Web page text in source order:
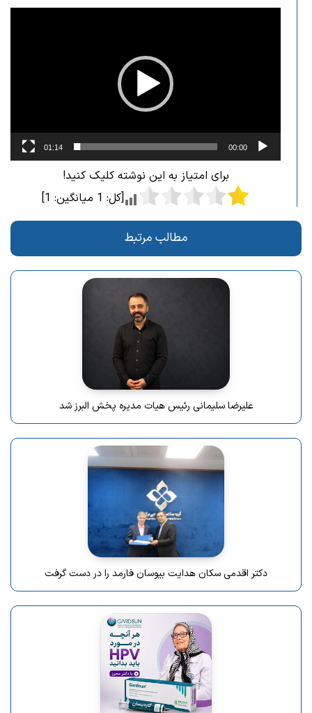
00:00
01:14
برای امتیاز به این نوشته کلیک کنید!
[کل: 1 میانگین: 1
]
مطالب مرتبط
علیرضا سلیمانی رئیس هیات مدیره پخش البرز شد
دکتر اقدمی سکان هدایت بیوسان فارمد را در دست گرفت